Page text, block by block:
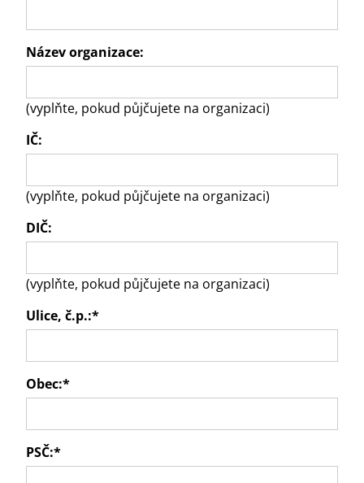
Název organizace:
(vyplňte, pokud půjčujete na organizaci)
IČ:
(vyplňte, pokud půjčujete na organizaci)
DIČ:
(vyplňte, pokud půjčujete na organizaci)
Ulice, č.p.:*
Obec:*
PSČ:*